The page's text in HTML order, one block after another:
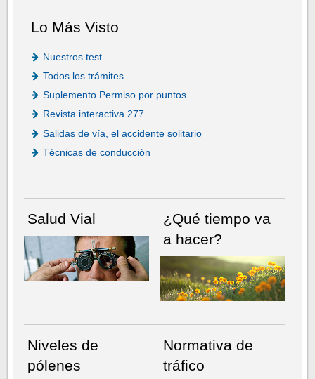
Lo Más Visto
Nuestros test
Todos los trámites
Suplemento Permiso por puntos
Revista interactiva 277
Salidas de vía, el accidente solitario
Técnicas de conducción
Salud Vial
¿Qué tiempo va
a hacer?
Niveles de
pólenes
Normativa de
tráfico